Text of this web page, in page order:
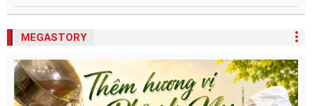
MEGASTORY